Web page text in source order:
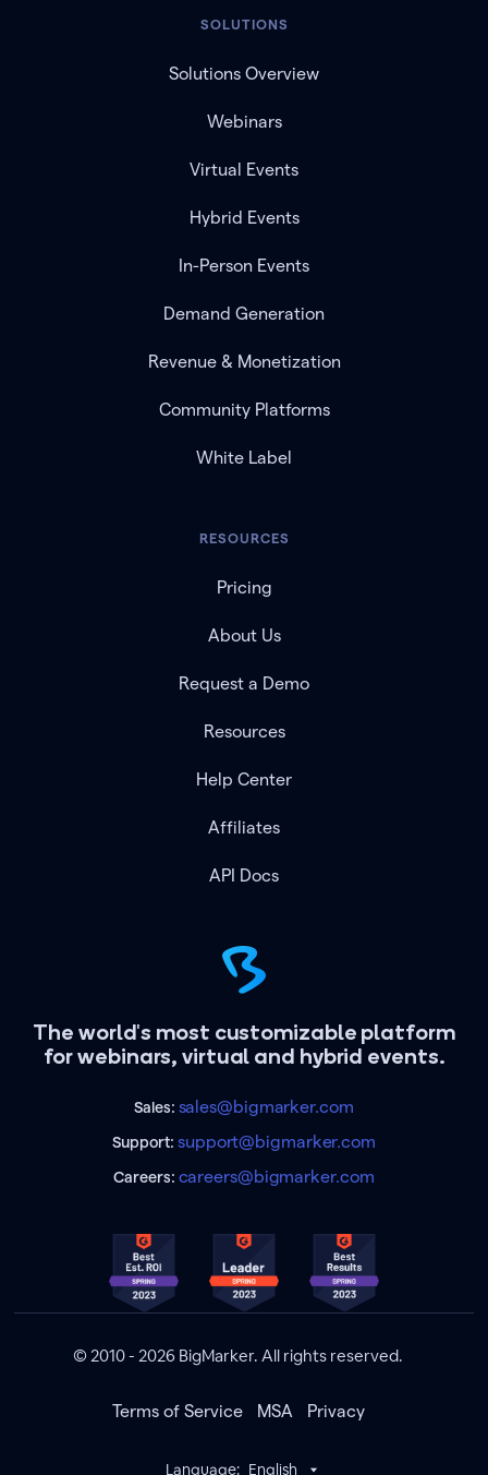
The world's most customizable platform
for webinars, virtual and hybrid events.
Sales: sales@bigmarker.com
Support:support@bigmarker.com
Careers: careers@bigmarker.com
SOLUTIONS
Solutions Overview
Webinars
Virtual Events
Hybrid Events
In-Person Events
Demand Generation
Revenue & Monetization
Community Platforms
White Label
RESOURCES
Pricing
About Us
Request a Demo
Resources
Help Center
Affiliates
API Docs
© 2010 - 2026 BigMarker. All rights reserved.
Terms of Service MSA Privacy
Language: English